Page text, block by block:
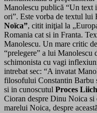
Manolescu publică “Un text
ori”. Este vorba de textul lui
Noïca”, citit iniţial la
Romania cat si in Franta.
Manolescu. Un mare critic
“prelegere” a lui Manolescu
schimonista cu vagi
intrebat sec: “A invatat
filosofului Constantin Barbu
si in cunoscutul Proces
Cioran despre Dinu Noica
marelui Noica, despre